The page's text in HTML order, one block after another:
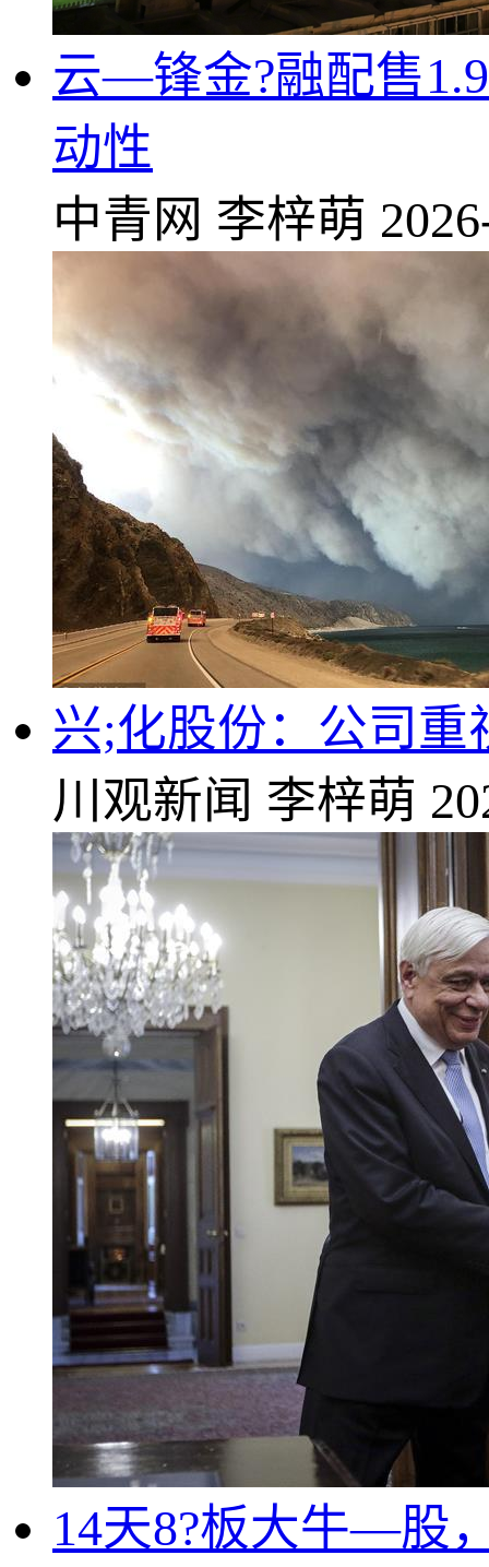
云—锋金?融配售
动性
中青网 李梓萌
兴;化股份：公司
川观新闻 李梓萌
14天8?板大牛—股